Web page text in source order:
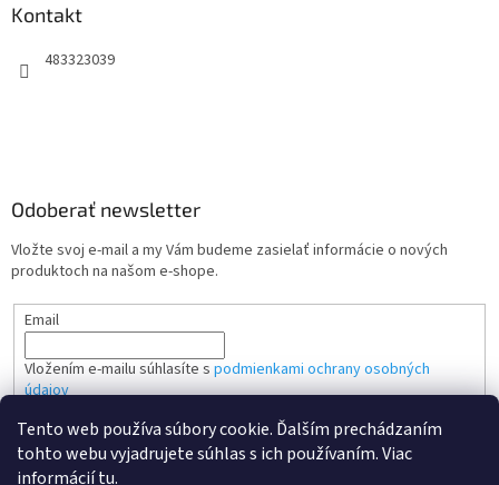
Tento web používa súbory cookie. Ďalším prechádzaním
tohto webu vyjadrujete súhlas s ich používaním. Viac
informáciítu.
Kontakt
483323039
Odoberať newsletter
Vložte svoj e-mail a my Vám budeme zasielať informácie o nových
produktoch na našom e-shope.
Email
Vložením e-mailu súhlasíte s podmienkami ochrany osobných
údajov
PRIHLÁSIŤ SA